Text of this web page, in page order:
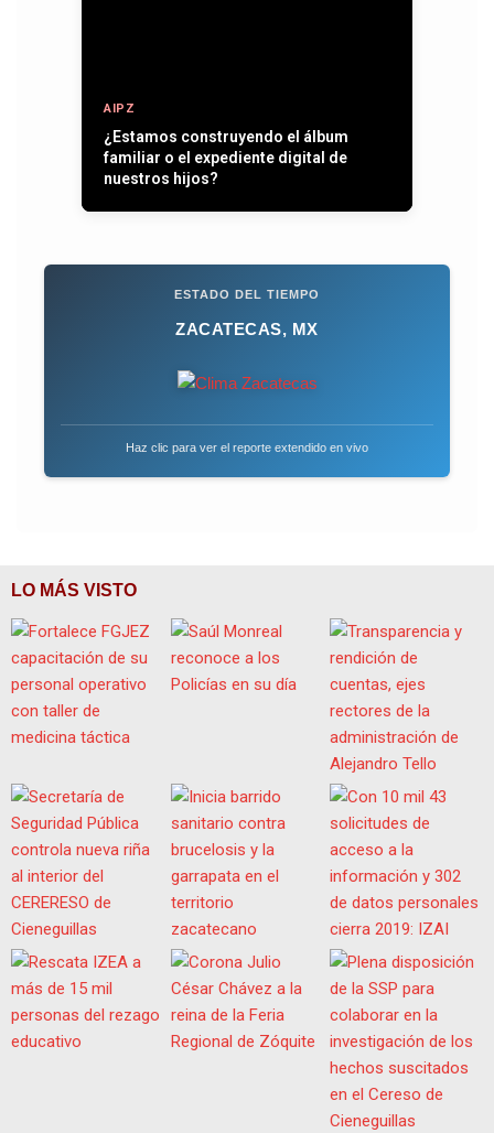
AIPZ
¿Estamos construyendo el álbum
familiar o el expediente digital de
nuestros hijos?
ESTADO DEL TIEMPO
ZACATECAS, MX
Haz clic para ver el reporte extendido en vivo
LO MÁS VISTO